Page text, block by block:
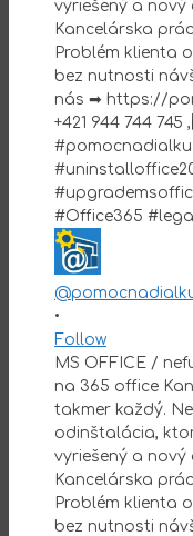
•
Follow
MS OFFICE /
na 365 office
takmer každý.
odinštalácia,
vyriešený a
Kancelárska
Problém klienta
bez nutnosti